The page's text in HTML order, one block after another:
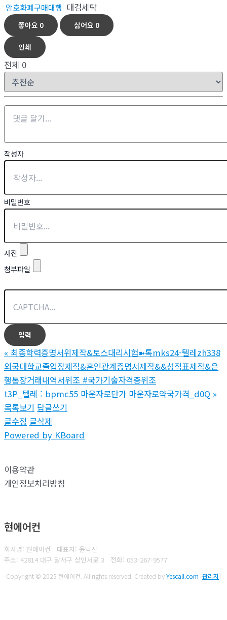
암호화폐구매대행 대검세탁
좋아요 0 싫어요 0
인쇄
전체 0
작성자
비밀번호
사진
첨부파일
« 최종학력증명서위제작&토스대리시험➽톡mks24-텔레zh338
외국대학교졸업장제작&혼인관계증명서제작&&성적표제작&은
행통장거래내역서위조 #국가기술자격증위조
t3P_텔레 : bpmc55 마운자로단가 마운자로약국가격_d0Q »
목록보기 답글쓰기
글수정 글삭제
Powered by KBoard
이용약관
개인정보처리방침
현에어컨
회사명: 현에어컨 대표자: 윤낙진
주소: 42814 대구 달서구 상인서로 3 전화: 053-267-9577
Copyright © 2025 현에어컨. All rights reserved. Created byYescall.com [관리자]